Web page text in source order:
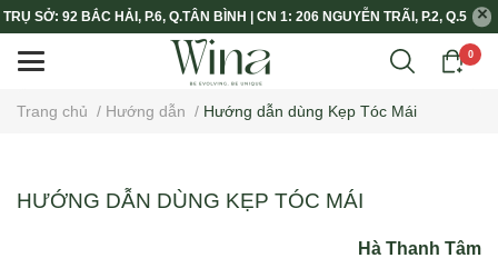
TRỤ SỞ: 92 BẮC HẢI, P.6, Q.TÂN BÌNH | CN 1: 206 NGUYỄN TRÃI, P.2, Q.5
0
Trang chủ / Hướng dẫn / Hướng dẫn dùng Kẹp Tóc Mái
HƯỚNG DẪN DÙNG KẸP TÓC MÁI
Hà Thanh Tâm